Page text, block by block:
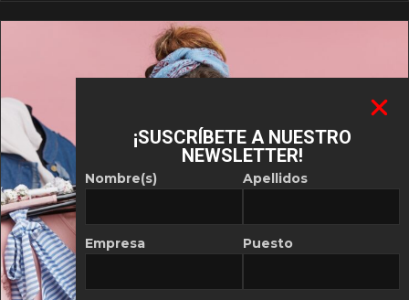
¡SUSCRÍBETE A NUESTRO
NEWSLETTER!
Nombre(s)
Empresa
Apellidos
Puesto